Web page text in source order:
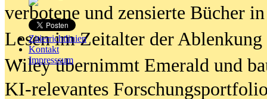
Zitierrichtlinien
Kontakt
Impresssum
verbotene und zensierte Bücher
Lesen im Zeitalter der Ablenkung
Wiley übernimmt Emerald und
KI-relevantes